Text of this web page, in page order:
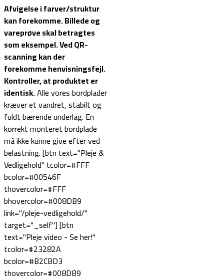
Afvigelse i farver/struktur
kan forekomme. Billede og
vareprøve skal betragtes
som eksempel.Ved QR-
scanning kan der
forekomme henvisningsfejl.
Kontroller, at produktet er
identisk.Alle vores bordplader
kræver et vandret, stabilt og
fuldt bærende underlag. En
korrekt monteret bordplade
må ikke kunne give efter ved
belastning. [btn text="Pleje &
Vedligehold" tcolor=#FFF
bcolor=#00546F
thovercolor=#FFF
bhovercolor=#008DB9
link="/pleje-vedligehold/"
target="_self"] [btn
text="Pleje video - Se her!"
tcolor=#23282A
bcolor=#B2CBD3
thovercolor=#008DB9